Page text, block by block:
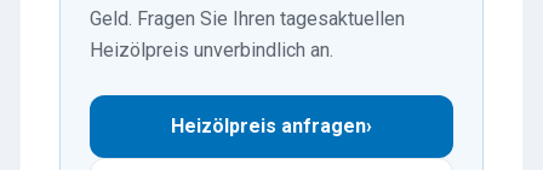
Geld. Fragen Sie Ihren tagesaktuellen
Heizölpreis unverbindlich an.
Heizölpreis anfragen›